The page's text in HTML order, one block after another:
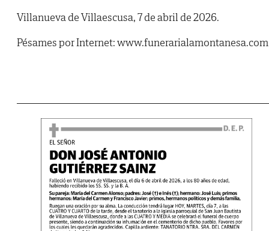
Villanueva de Villaescusa, 7 de abril de 2026.
Pésames por Internet: www.funerarialamontanesa.com